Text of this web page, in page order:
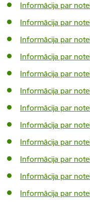
Informācija par
Informācija par
Informācija par
Informācija par
Informācija par
Informācija par
Informācija par
Informācija par
Informācija par
Informācija par
Informācija par
Informācija par